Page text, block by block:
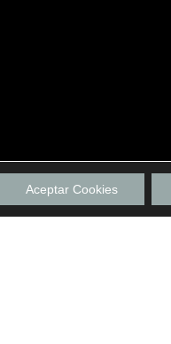
Aceptar Cookies